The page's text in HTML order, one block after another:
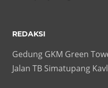
REDAKSI
Gedung GKM Green
Jalan TB Simatupang